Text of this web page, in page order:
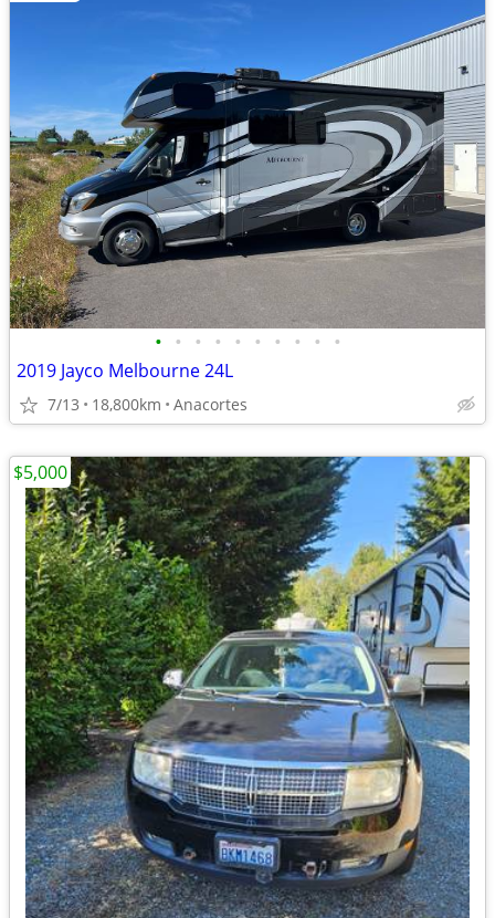
• • • • • • • • • •
2019 Jayco Melbourne 24L
7/13 18,800km Anacortes
$5,000